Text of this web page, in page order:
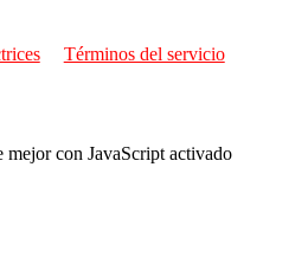
Términos del servicio
mejor con JavaScript activado